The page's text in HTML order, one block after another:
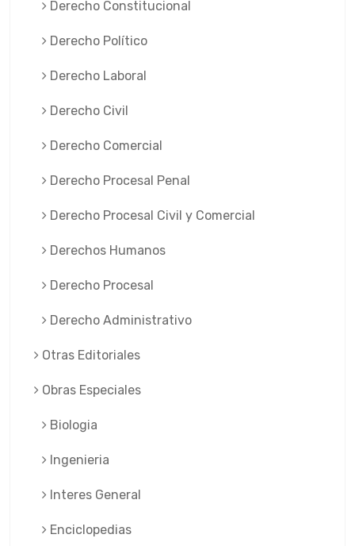
Derecho Constitucional
Derecho Político
Derecho Laboral
Derecho Civil
Derecho Comercial
Derecho Procesal Penal
Derecho Procesal Civil y Comercial
Derechos Humanos
Derecho Procesal
Derecho Administrativo
Otras Editoriales
Obras Especiales
Biologia
Ingenieria
Interes General
Enciclopedias